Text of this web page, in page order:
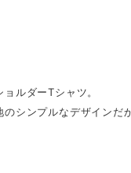
ルダーTシャツ。
シンプルなデザインだ